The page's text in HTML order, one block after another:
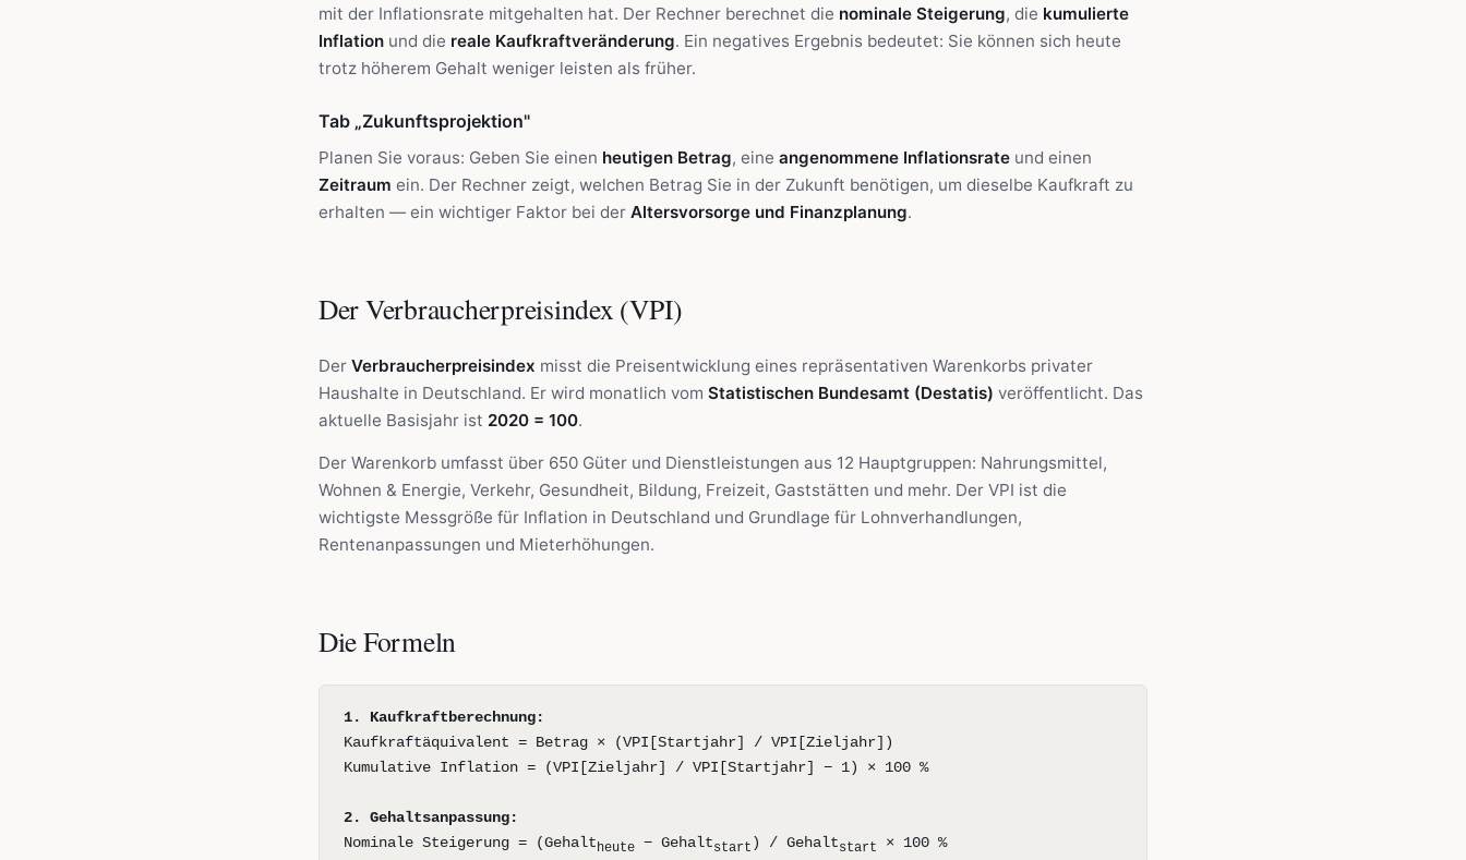
mit der Inflationsrate mitgehalten hat. Der Rechner berechnet die nominale Steigerung, die kumulierte
Inflation und die reale Kaufkraftveränderung. Ein negatives Ergebnis bedeutet: Sie können sich heute
trotz höherem Gehalt weniger leisten als früher.
Tab „Zukunftsprojektion"
Planen Sie voraus: Geben Sie einen heutigen Betrag, eine angenommene Inflationsrate und einen
Zeitraum ein. Der Rechner zeigt, welchen Betrag Sie in der Zukunft benötigen, um dieselbe Kaufkraft zu
erhalten — ein wichtiger Faktor bei der Altersvorsorge und Finanzplanung.
Der Verbraucherpreisindex (VPI)
Der Verbraucherpreisindex misst die Preisentwicklung eines repräsentativen Warenkorbs privater
Haushalte in Deutschland. Er wird monatlich vom Statistischen Bundesamt (Destatis) veröffentlicht. Das
aktuelle Basisjahr ist 2020 = 100.
Der Warenkorb umfasst über 650 Güter und Dienstleistungen aus 12 Hauptgruppen: Nahrungsmittel,
Wohnen & Energie, Verkehr, Gesundheit, Bildung, Freizeit, Gaststätten und mehr. Der VPI ist die
wichtigste Messgröße für Inflation in Deutschland und Grundlage für Lohnverhandlungen,
Rentenanpassungen und Mieterhöhungen.
Die Formeln
1. Kaufkraftberechnung:
Kaufkraftäquivalent = Betrag × (VPI[Startjahr] / VPI[Zieljahr])
Kumulative Inflation = (VPI[Zieljahr] / VPI[Startjahr] − 1) × 100 %
2. Gehaltsanpassung:
Nominale Steigerung = (Gehaltheute − Gehaltstart ) / Gehaltstart
× 100 %